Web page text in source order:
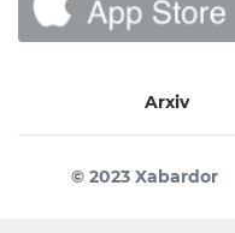
Arxiv
© 2023 Xabardor